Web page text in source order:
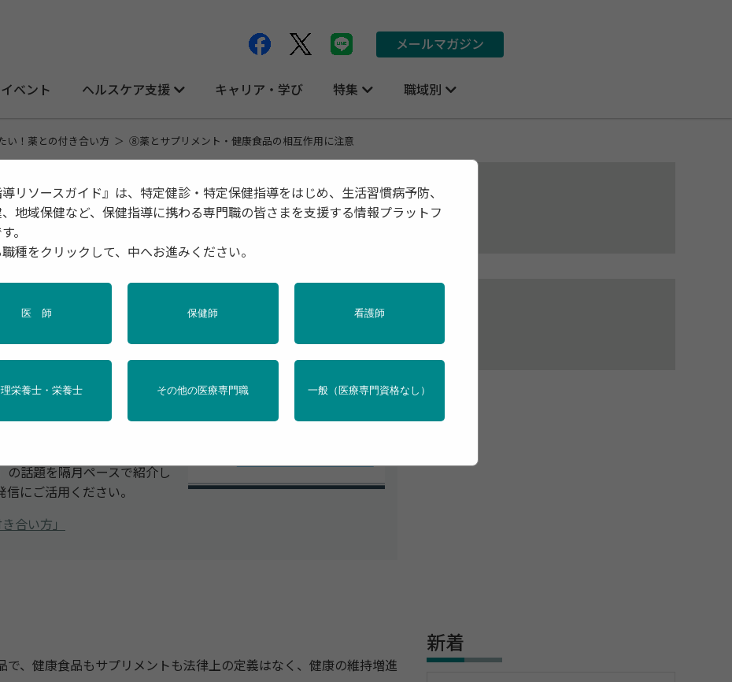
ベント ヘルスケア支援 キャリア・学び 特集 職域別
メールマガジン
い！薬との付き合い方 ⑧薬とサプリメント・健康食品の相互作用に注意
互作用に注意
一般社団法人 日本くすり教育研究所
代表理事 加藤 哲太
の知識やセルフメディケー
育研究所 代表理事）にご解説
話題を隔月ペースで紹介し
にご活用ください。
合い方」
、健康食品もサプリメントも法律上の定義はなく、健康の維持増進
新着
導リソースガイド』は、特定健診・特定保健指導をはじめ、生活習慣病予防、
地域保健など、保健指導に携わる専門職の皆さまを支援する情報プラットフ
。
種をクリックして、中へお進みください。
医 師 保健師 看護師
栄養士・栄養士 その他の医療専門職 一般（医療専門資格なし）